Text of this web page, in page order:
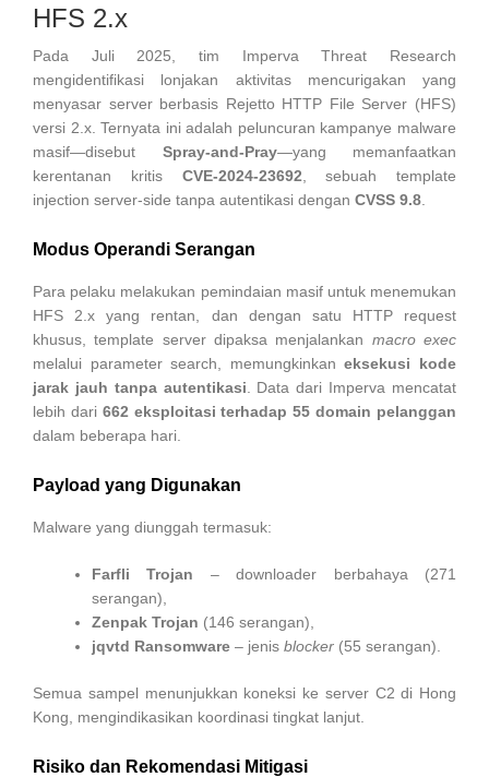
HFS 2.x
Pada Juli 2025, tim Imperva Threat Research
mengidentifikasi lonjakan aktivitas mencurigakan yang
menyasar server berbasis Rejetto HTTP File Server (HFS)
versi 2.x. Ternyata ini adalah peluncuran kampanye malware
masif—disebut Spray-and-Pray—yang memanfaatkan
kerentanan kritis CVE-2024-23692 , sebuah template
injection server-side tanpa autentikasi dengan CVSS 9.8
Modus Operandi Serangan
Para pelaku melakukan pemindaian masif untuk menemukan
HFS 2.x yang rentan, dan dengan satu HTTP request
khusus, template server dipaksa menjalankan macro exec
melalui parameter search, memungkinkaneksekusi kode
jarak jauh tanpa autentikasi . Data dari Imperva mencatat
lebih dari 662 eksploitasi terhadap 55 domain pelanggan
dalam beberapa hari.
Payload yang Digunakan
Malware yang diunggah termasuk:
Farfli Trojan – downloader berbahaya (271
serangan),
Zenpak Trojan (146 serangan),
jqvtd Ransomware – jenis blocker (55 serangan).
Semua sampel menunjukkan koneksi ke server C2 di Hong
Kong, mengindikasikan koordinasi tingkat lanjut.
Risiko dan Rekomendasi Mitigasi